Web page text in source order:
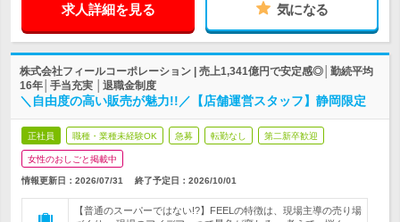
求人詳細を見る 気になる
株式会社フィールコーポレーション | 売上1,341億円で安定感◎│勤続平均
16年│手当充実 │退職金制度
＼自由度の高い販売が魅力!!／【店舗運営スタッフ】静岡限定
正社員 職種・業種未経験OK 急募 転勤なし 第二新卒歓迎
女性のおしごと掲載中
情報更新日：2026/07/31 終了予定日： 2026/10/01
【普通のスーパーではない!?】FEELの特徴は、現場主導の売り場